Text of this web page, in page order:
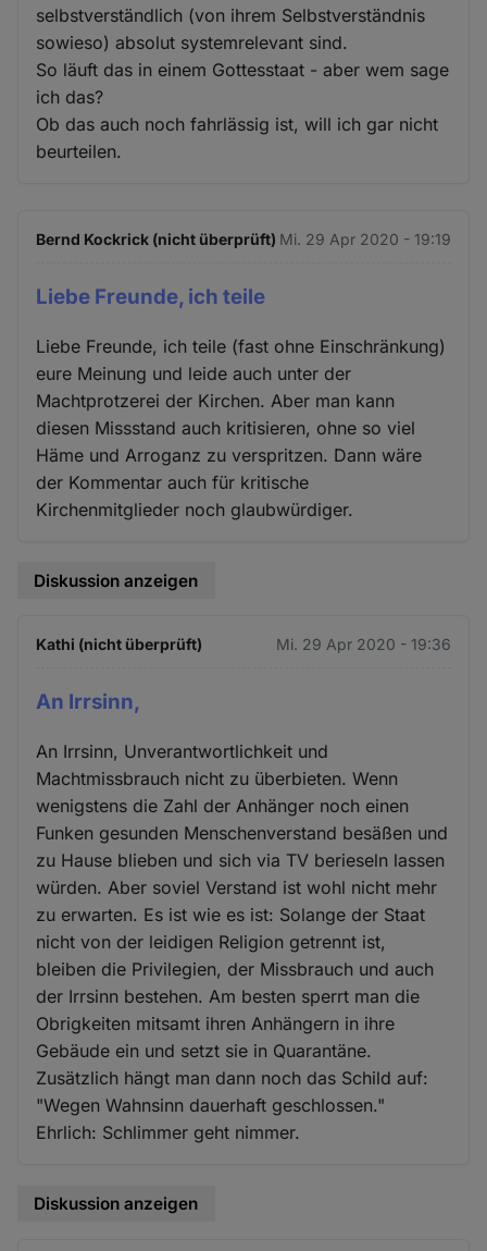
selbstverständlich (von ihrem Selbstverständnis
sowieso) absolut systemrelevant sind.
So läuft das in einem Gottesstaat - aber wem sage
ich das?
Ob das auch noch fahrlässig ist, will ich gar nicht
beurteilen.
Bernd Kockrick (nicht überprüft) Mi. 29 Apr 2020 - 19:19
Liebe Freunde, ich teile
Liebe Freunde, ich teile (fast ohne Einschränkung)
eure Meinung und leide auch unter der
Machtprotzerei der Kirchen. Aber man kann
diesen Missstand auch kritisieren, ohne so viel
Häme und Arroganz zu verspritzen. Dann wäre
der Kommentar auch für kritische
Kirchenmitglieder noch glaubwürdiger.
Diskussion anzeigen
Kathi (nicht überprüft) Mi. 29 Apr 2020 - 19:36
An Irrsinn,
An Irrsinn, Unverantwortlichkeit und
Machtmissbrauch nicht zu überbieten. Wenn
wenigstens die Zahl der Anhänger noch einen
Funken gesunden Menschenverstand besäßen und
zu Hause blieben und sich via TV berieseln lassen
würden. Aber soviel Verstand ist wohl nicht mehr
zu erwarten. Es ist wie es ist: Solange der Staat
nicht von der leidigen Religion getrennt ist,
bleiben die Privilegien, der Missbrauch und auch
der Irrsinn bestehen. Am besten sperrt man die
Obrigkeiten mitsamt ihren Anhängern in ihre
Gebäude ein und setzt sie in Quarantäne.
Zusätzlich hängt man dann noch das Schild auf:
"Wegen Wahnsinn dauerhaft geschlossen."
Ehrlich: Schlimmer geht nimmer.
Diskussion anzeigen